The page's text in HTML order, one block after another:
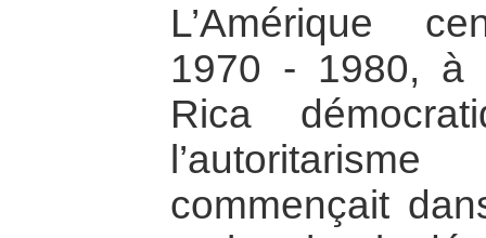
L’Amérique
1970 - 1980, à
Rica
commençait